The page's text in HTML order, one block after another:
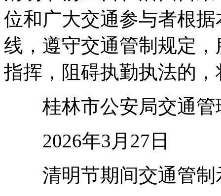
位和广大交通参与者根
线，遵守交通管制规定
指挥，阻碍执勤执法的
桂林市公安局交通管
2026年3月27日
清明节期间交通管制